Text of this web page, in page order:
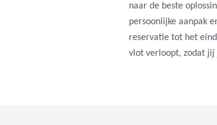
naar de beste
persoonlijke aanpak
reservatie tot het
vlot verloopt, zodat jij